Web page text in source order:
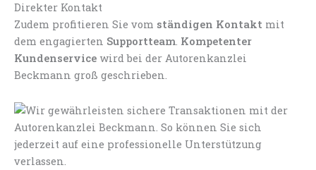
Direkter Kontakt
Zudem profitieren Sie vom ständigen Kontakt mit
dem engagierten Supportteam. Kompetenter
Kundenservice wird bei der Autorenkanzlei
Beckmann groß geschrieben.